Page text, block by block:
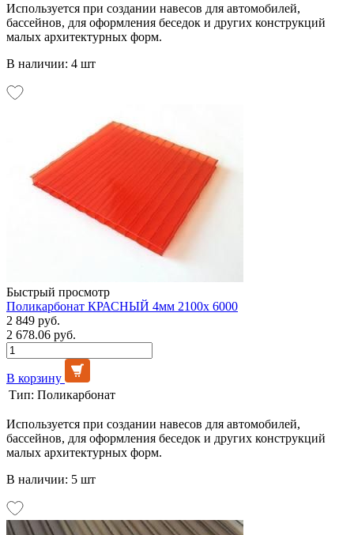
Используется при создании навесов для автомобилей,
бассейнов, для оформления беседок и других конструкций
малых архитектурных форм.
В наличии: 4 шт
Быстрый просмотр
Поликарбонат КРАСНЫЙ 4мм 2100х 6000
2 849 руб.
2 678.06 руб.
В корзину
Тип: Поликарбонат
Используется при создании навесов для автомобилей,
бассейнов, для оформления беседок и других конструкций
малых архитектурных форм.
В наличии: 5 шт